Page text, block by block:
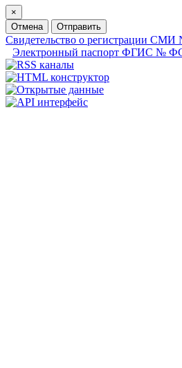
×
Отмена
Отправить
Свидетельство о регистрации
Электронный паспорт ФГИС №